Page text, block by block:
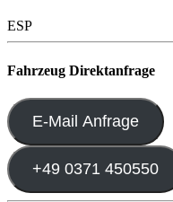
ESP
Fahrzeug Direktanfrage
E-Mail Anfrage
+49 0371 450550